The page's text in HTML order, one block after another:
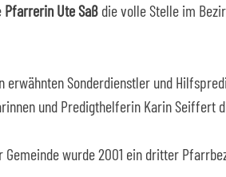
Pfarrerin Ute Saß die volle Stelle im
erwähnten Sonderdienstler und
und Predigthelferin Karin Seiffert
Gemeinde wurde 2001 ein dritter